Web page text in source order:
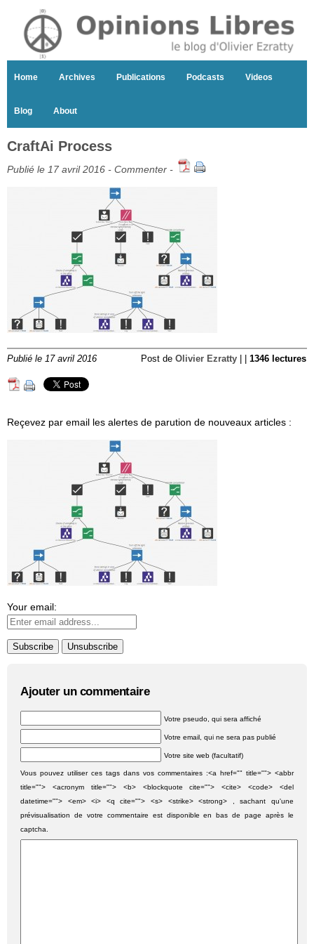
Home Archives Publications Podcasts Videos
Blog About
CraftAi Process
Publié le 17 avril 2016 - Commenter -
Publié le 17 avril 2016 Post de Olivier Ezratty 1346 lectures
Reçevez par email les alertes de parution de nouveaux articles :
Your email:
Ajouter un commentaire
Votre pseudo, qui sera affiché
Votre email, qui ne sera pas publié
Votre site web (facultatif)
Vous pouvez utiliser ces tags dans vos commentaires :<a href="" title=""> <abbr
title=""> <acronym title=""> <b> <blockquote cite=""> <cite> <code> <del
datetime=""> <em> <i> <q cite=""> <s> <strike> <strong> , sachant qu'une
prévisualisation de votre commentaire est disponible en bas de page après le
captcha.